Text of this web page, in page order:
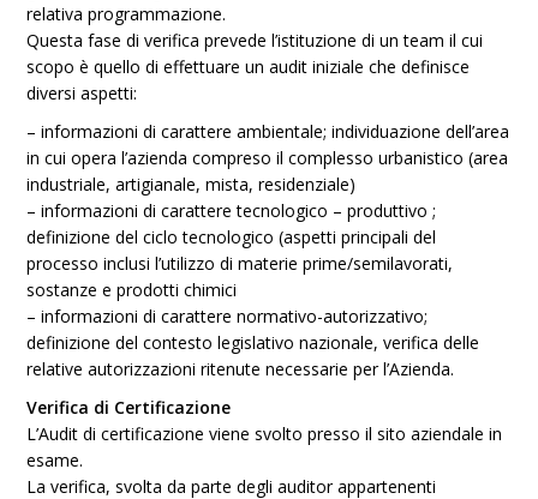
relativa programmazione.
Questa fase di verifica prevede l’istituzione di un team il cui
scopo è quello di effettuare un audit iniziale che definisce
diversi aspetti:
– informazioni di carattere ambientale; individuazione dell’area
in cui opera l’azienda compreso il complesso urbanistico (area
industriale, artigianale, mista, residenziale)
– informazioni di carattere tecnologico – produttivo ;
definizione del ciclo tecnologico (aspetti principali del
processo inclusi l’utilizzo di materie prime/semilavorati,
sostanze e prodotti chimici
– informazioni di carattere normativo-autorizzativo;
definizione del contesto legislativo nazionale, verifica delle
relative autorizzazioni ritenute necessarie per l’Azienda.
Verifica di Certificazione
L’Audit di certificazione viene svolto presso il sito aziendale in
esame.
La verifica, svolta da parte degli auditor appartenenti